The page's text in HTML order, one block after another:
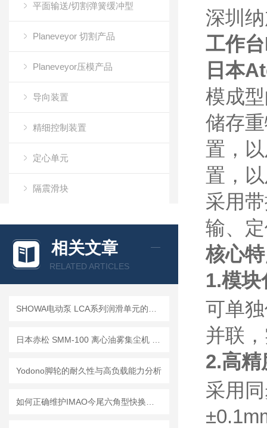
平面输送/切割弹簧缓冲型
Planeveyor 切割产品
Planeveyor压模产品
导向装置
精细控制装置
定心单元
隔震滑块
查看全部产品 >>
相关文章
RELATED ARTICLES
Yodono脚轮的耐久性与高负载能力分析
深圳
工作
日本
模成
储存
置，
置，
采用
输、
核心
1.模块
可单
并联
2.高精
采用